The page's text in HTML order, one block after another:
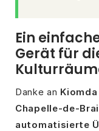
Ein
Gerät für
Danke an
Chapelle-de-
automatisierte